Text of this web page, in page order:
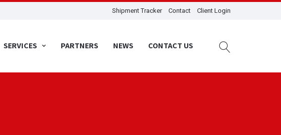
Shipment Tracker Contact Client Login
SERVICES PARTNERS NEWS CONTACT US